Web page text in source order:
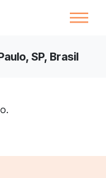
SP, Brasil